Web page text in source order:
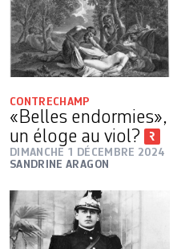
CONTRECHAMP
«Belles endormies»,
un éloge au viol?
DIMANCHE 1 DÉCEMBRE 2024
SANDRINE ARAGON